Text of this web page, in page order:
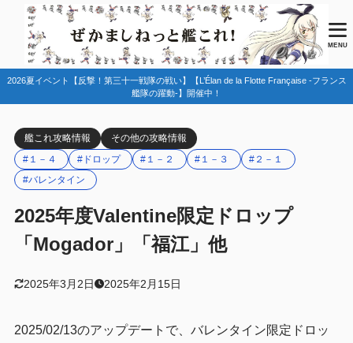
MENU
2026夏イベント【反撃！第三十一戦隊の戦い】【L’Élan de la Flotte Française -フランス
艦隊の躍動-】開催中！
艦これ攻略情報
その他の攻略情報
#１－４
#ドロップ #１－２ #１－３
#２－１
#バレンタイン
2025年度Valentine限定ドロップ
「Mogador」「福江」他
2025年3月2日 2025年2月15日
2025/02/13のアップデートで、バレンタイン限定ドロッ
目次
1
1.1.1 Mogador
1.2 節分期間限定ドロップ
2.2 １－３「福江」「第四号海防艦」「第三〇号海防艦」
2.3 １－４「Gloire」「佐渡」「朝霜」「伊47」